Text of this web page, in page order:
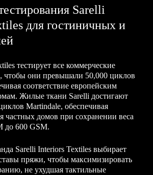
Sarelli
для гостиничных и
тестирует все коммерческие
чтобы они превышали 50,000 циклов
соответствие европейским
Жилые ткани Sarelli достигают
Martindale, обеспечивая
частных домов при сохранении веса
до 600 GSM.
Sarelli Interiors Textiles выбирает
пряжи, чтобы максимизировать
не ухудшая тактильные